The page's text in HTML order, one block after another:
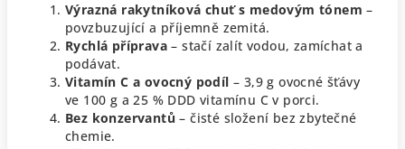
Výrazná rakytníková chuť s medovým tónem –
povzbuzující a příjemně zemitá.
Rychlá příprava – stačí zalít vodou, zamíchat a
podávat.
Vitamín C a ovocný podíl – 3,9 g ovocné šťávy
ve 100 g a 25 % DDD vitamínu C v porci.
Bez konzervantů – čisté složení bez zbytečné
chemie.